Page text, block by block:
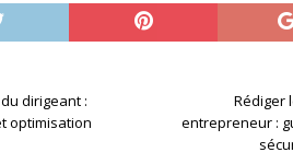
dirigeant :
optimisation
Rédiger
entrepreneur :